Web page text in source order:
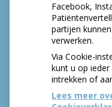
Facebook,
partijen
verwerken.
Via Cookie-
kunt u op
intrekken of
Lees meer